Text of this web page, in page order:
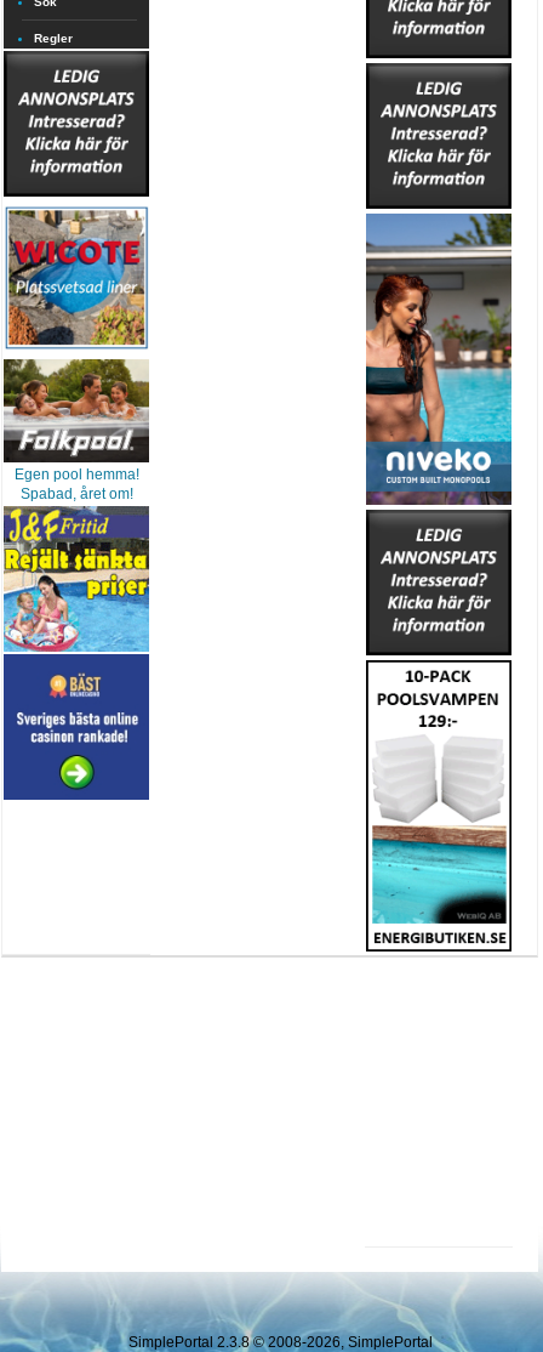
Regler
Egen pool hemma!
Spabad, året om!
SimplePortal 2.3.8 © 2008-2026, SimplePortal